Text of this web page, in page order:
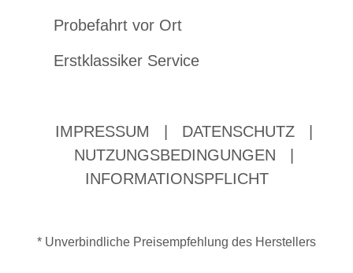
Probefahrt vor Ort
Erstklassiker Service
IMPRESSUM DATENSCHUTZ
NUTZUNGSBEDINGUNGEN
INFORMATIONSPFLICHT
* Unverbindliche Preisempfehlung des Herstellers